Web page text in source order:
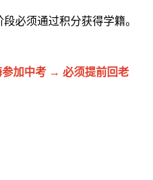
必须通过积分获得学籍。
参加中考 → 必须提前回老